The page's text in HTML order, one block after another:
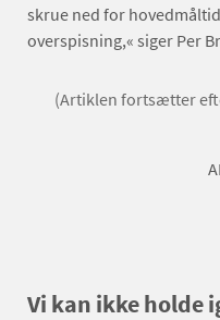
skrue ned for
overspisning,« siger Per
(Artiklen fortsætter
Vi kan ikke holde